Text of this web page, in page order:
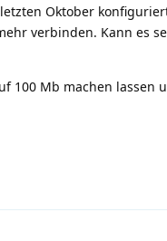
Oktober
verbinden. Kann es
100 Mb machen lassen